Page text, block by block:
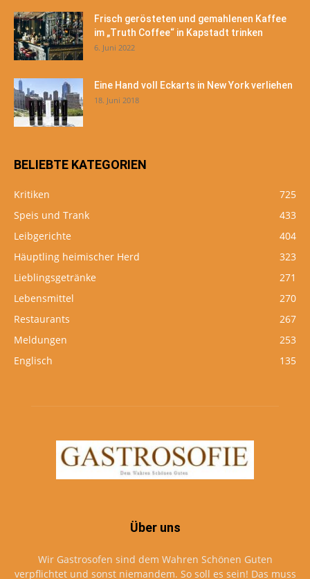
Frisch gerösteten und gemahlenen Kaffee
im „Truth Coffee“ in Kapstadt trinken
6. Juni 2022
Eine Hand voll Eckarts in New York verliehen
18. Juni 2018
BELIEBTE KATEGORIEN
Kritiken
725
Speis und Trank
433
Leibgerichte
404
Häuptling heimischer Herd
323
Lieblingsgetränke
271
Lebensmittel
270
Restaurants
267
Meldungen
253
Englisch
135
Über uns
Wir Gastrosofen sind dem Wahren Schönen Guten
verpflichtet und sonst niemandem. So soll es sein! Das muss